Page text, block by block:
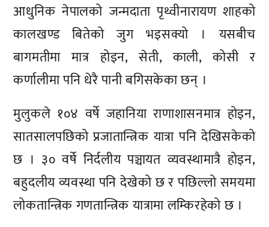
आधुनिक नेपालको जन्मदाता पृथ्वीनारायण शाहको
कालखण्ड बितेको जुग भइसक्यो । यसबीच
बागमतीमा मात्र होइन, सेती, काली, कोसी र
कर्णालीमा पनि धेरै पानी बगिसकेका छन् ।
मुलुकले १०४ वर्षे जहानिया राणाशासनमात्र होइन,
सातसालपछिको प्रजातान्त्रिक यात्रा पनि देखिसकेको
छ । ३० वर्षे निर्दलीय पञ्चायत व्यवस्थामात्रै होइन,
बहुदलीय व्यवस्था पनि देखेको छ र पछिल्लो समयमा
लोकतान्त्रिक गणतान्त्रिक यात्रामा लम्किरहेको छ ।